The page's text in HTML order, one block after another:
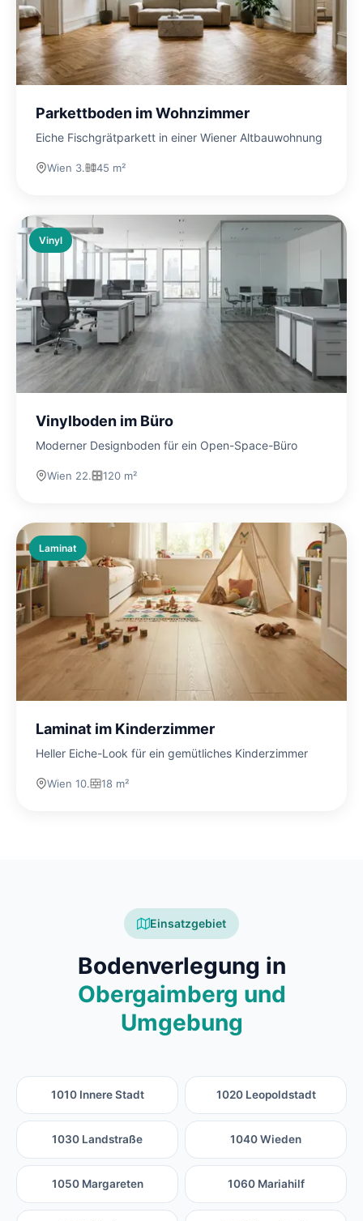
Parkettboden im Wohnzimmer
Eiche Fischgrätparkett in einer Wiener Altbauwohnung
Wien 3. 45 m²
Vinyl
Vinylboden im Büro
Moderner Designboden für ein Open-Space-Büro
Wien 22. 120 m²
Laminat
Laminat im Kinderzimmer
Heller Eiche-Look für ein gemütliches Kinderzimmer
Wien 10. 18 m²
Einsatzgebiet
Bodenverlegung in
Obergaimberg und
Umgebung
1010 Innere Stadt 1020 Leopoldstadt
1030 Landstraße 1040 Wieden
1050 Margareten 1060 Mariahilf